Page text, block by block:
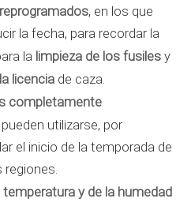
, en los que
la fecha, para recordar la
la limpieza de los fusiles y
licencia de caza.
completamente
utilizarse, por
el inicio de la temporada de
regiones.
y de la humedad